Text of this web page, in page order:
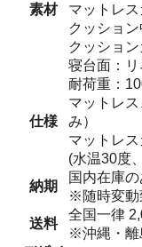
素材
マットレ
クッショ
クッショ
寝台面：リ
仕様
耐荷重：
マットレ
み）
マットレ
(水温30度
納期
国内在庫
※随時変動
送料
全国一律
※沖縄・離